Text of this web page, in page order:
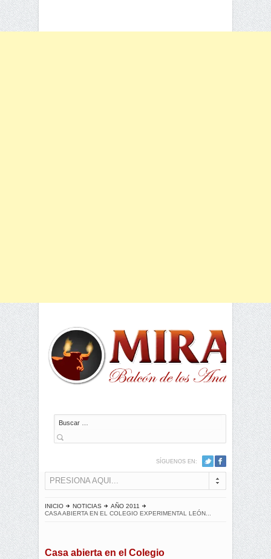
Buscar
SÍGUENOS EN:
PRESIONA AQUI...
INICIO NOTICIAS
AÑO 2011
CASA ABIERTA EN EL COLEGIO EXPERIMENTAL LEÓN...
Casa abierta en el Colegio